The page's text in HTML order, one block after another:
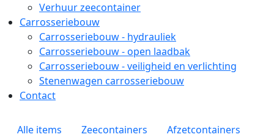
Verhuur zeecontainer
Carrosseriebouw
Carrosseriebouw - hydrauliek
Carrosseriebouw - open laadbak
Carrosseriebouw - veiligheid en verlichting
Stenenwagen carrosseriebouw
Contact
Zoekpagina menu
Alle items Zeecontainers
Afzetcontainers